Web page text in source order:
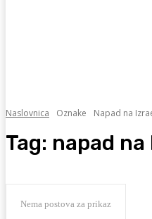
Naslovnica Oznake Napad na
Tag: napad na
Nema postova za prikaz